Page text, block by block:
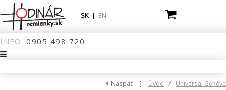
INFO: 0905 498 720
SK | EN
Naspäť ⋮ Úvod / Universal Genève